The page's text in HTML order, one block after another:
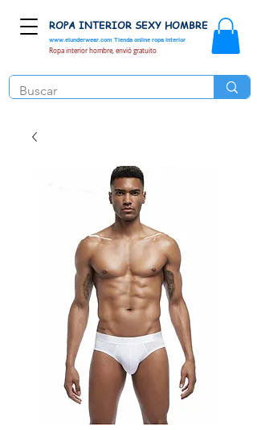
www.elunderwear.com Tienda online ropa interior
ROPA INTERIOR SEXY HOMBRE
Ropa interior hombre, envió gratuito